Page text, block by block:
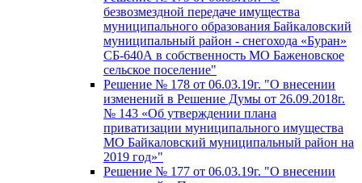
безвозмездной передаче имущества
муниципального образования Байкаловский
муниципальный район - снегохода «Буран»
СБ-640А в собственность МО Баженовское
сельское поселение"
Решение № 178 от 06.03.19г. "О внесении
изменений в Решение Думы от 26.09.2018г.
№ 143 «Об утверждении плана
приватизации муниципального имущества
МО Байкаловский муниципальный район на
2019 год»"
Решение № 177 от 06.03.19г. "О внесении